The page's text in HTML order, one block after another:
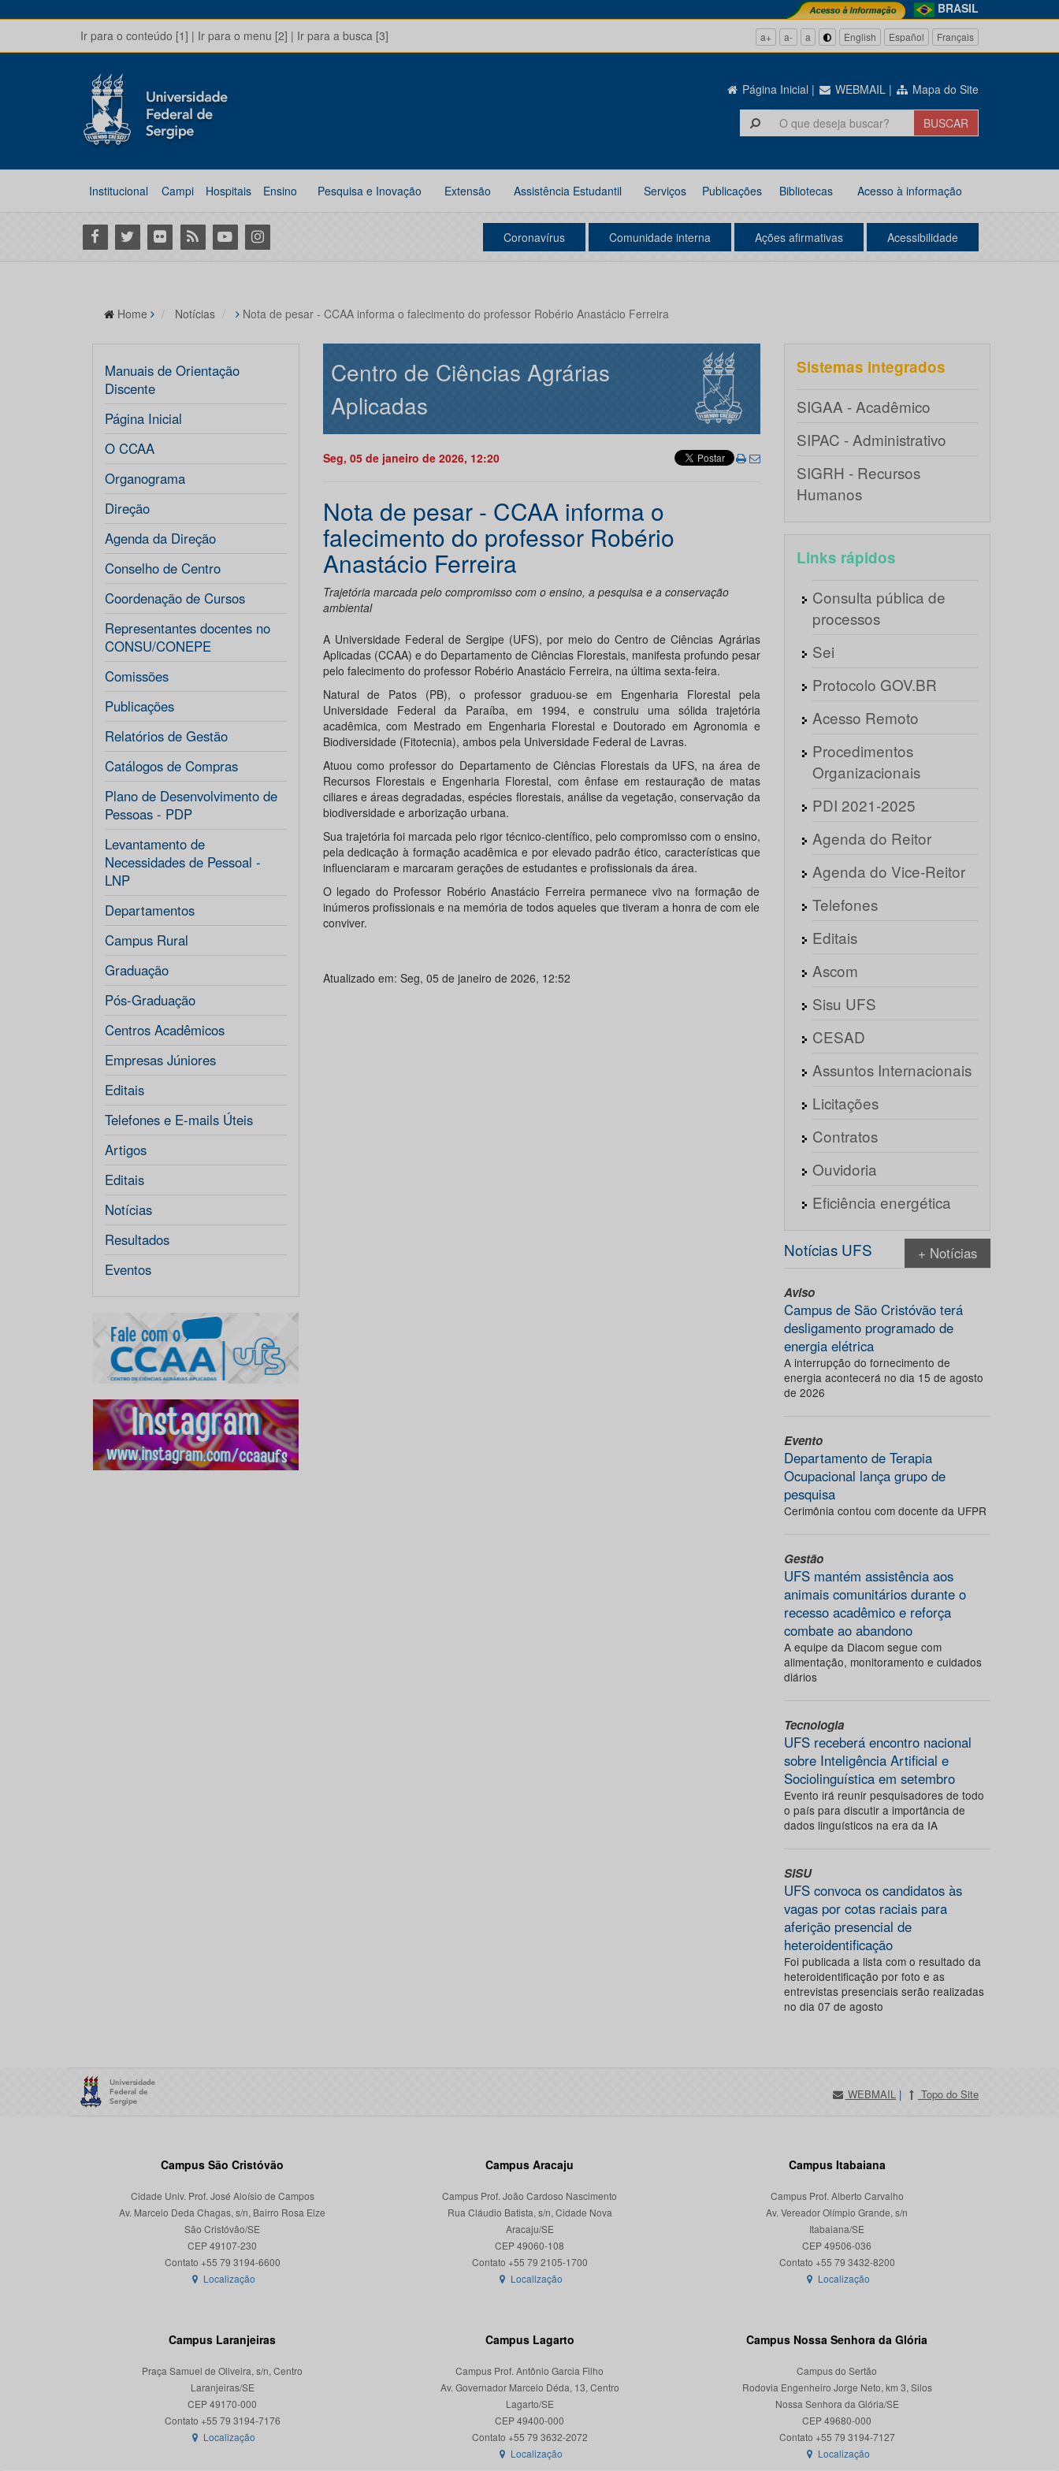
BRASIL
Ir para o conteúdo [1] | Ir para o menu [2] | Ir para a busca [3] a+ a- a English Español Français
Página Inicial | WEBMAIL | Mapa do Site
Institucional Campi Hospitais Ensino Pesquisa e Inovação Extensão Assistência Estudantil Serviços Publicações Bibliotecas Acesso à informação
Facebook
Twitter Flickr RSS YoutubeInstagram Coronavírus Comunidade interna Ações afirmativas Acessibilidade
Home Notícias Nota de pesar - CCAA informa o falecimento do professor Robério Anastácio Ferreira
Manuais de Orientação
Discente
Página Inicial
O CCAA
Organograma
Direção
Agenda da Direção
Conselho de Centro
Coordenação de Cursos
Representantes docentes no
CONSU/CONEPE
Comissões
Publicações
Relatórios de Gestão
Catálogos de Compras
Plano de Desenvolvimento de
Pessoas - PDP
Levantamento de
Necessidades de Pessoal -
LNP
Departamentos
Campus Rural
Graduação
Pós-Graduação
Centros Acadêmicos
Empresas Júniores
Editais
Telefones e E-mails Úteis
Artigos
Editais
Notícias
Resultados
Eventos
Centro de Ciências Agrárias
Aplicadas
Seg, 05 de janeiro de 2026, 12:20
Nota de pesar - CCAA informa o
falecimento do professor Robério
Anastácio Ferreira
Trajetória marcada pelo compromisso com o ensino, a pesquisa e a conservação
ambiental
A Universidade Federal de Sergipe (UFS), por meio do Centro de Ciências Agrárias
Aplicadas (CCAA) e do Departamento de Ciências Florestais, manifesta profundo pesar
pelo falecimento do professor Robério Anastácio Ferreira, na última sexta-feira.
Natural de Patos (PB), o professor graduou-se em Engenharia Florestal pela
Universidade Federal da Paraíba, em 1994, e construiu uma sólida trajetória
acadêmica, com Mestrado em Engenharia Florestal e Doutorado em Agronomia e
Biodiversidade (Fitotecnia), ambos pela Universidade Federal de Lavras.
Atuou como professor do Departamento de Ciências Florestais da UFS, na área de
Recursos Florestais e Engenharia Florestal, com ênfase em restauração de matas
ciliares e áreas degradadas, espécies florestais, análise da vegetação, conservação da
biodiversidade e arborização urbana.
Sua trajetória foi marcada pelo rigor técnico-científico, pelo compromisso com o ensino,
pela dedicação à formação acadêmica e por elevado padrão ético, características que
influenciaram e marcaram gerações de estudantes e profissionais da área.
O legado do Professor Robério Anastácio Ferreira permanece vivo na formação de
inúmeros profissionais e na memória de todos aqueles que tiveram a honra de com ele
conviver.
Atualizado em: Seg, 05 de janeiro de 2026, 12:52
Sistemas integrados
SIGAA - Acadêmico
SIPAC - Administrativo
SIGRH - Recursos
Humanos
Links rápidos
Consulta pública de
processos
Sei
Protocolo GOV.BR
Acesso Remoto
Procedimentos
Organizacionais
PDI 2021-2025
Agenda do Reitor
Agenda do Vice-Reitor
Telefones
Editais
Ascom
Sisu UFS
CESAD
Assuntos Internacionais
Licitações
Contratos
Ouvidoria
Eficiência energética
Notícias UFS + Notícias
Aviso
Campus de São Cristóvão terá
desligamento programado de
energia elétrica
A interrupção do fornecimento de
energia acontecerá no dia 15 de agosto
de 2026
Evento
Departamento de Terapia
Ocupacional lança grupo de
pesquisa
Cerimônia contou com docente da UFPR
Gestão
UFS mantém assistência aos
animais comunitários durante o
recesso acadêmico e reforça
combate ao abandono
A equipe da Diacom segue com
alimentação, monitoramento e cuidados
diários
Tecnologia
UFS receberá encontro nacional
sobre Inteligência Artificial e
Sociolinguística em setembro
Evento irá reunir pesquisadores de todo
o país para discutir a importância de
dados linguísticos na era da IA
SISU
UFS convoca os candidatos às
vagas por cotas raciais para
aferição presencial de
heteroidentificação
Foi publicada a lista com o resultado da
heteroidentificação por foto e as
entrevistas presenciais serão realizadas
no dia 07 de agosto
WEBMAIL | Topo do Site
Campus São Cristóvão
Cidade Univ. Prof. José Aloísio de Campos
Av. Marcelo Deda Chagas, s/n, Bairro Rosa Elze
São Cristóvão/SE
CEP 49107-230
Localização
Campus Aracaju
Campus Prof. João Cardoso Nascimento
Rua Cláudio Batista, s/n, Cidade Nova
Aracaju/SE
CEP 49060-108
Localização
Campus Itabaiana
Campus Prof. Alberto Carvalho
Av. Vereador Olímpio Grande, s/n
Itabaiana/SE
CEP 49506-036
Localização
Campus Laranjeiras
Praça Samuel de Oliveira, s/n, Centro
Laranjeiras/SE
CEP 49170-000
Localização
Campus Lagarto
Campus Prof. Antônio Garcia Filho
Av. Governador Marcelo Déda, 13, Centro
Lagarto/SE
CEP 49400-000
Localização
Campus Nossa Senhora da Glória
Campus do Sertão
Rodovia Engenheiro Jorge Neto, km 3, Silos
Nossa Senhora da Glória/SE
CEP 49680-000
Contato +55 79 3194-7127
Localização